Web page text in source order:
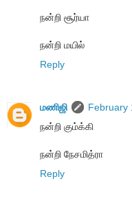
நன்றி சூர்யா
நன்றி மயில்
Reply
மணிஜி
February
நன்றி கும்க்கி
நன்றி நேசமித்ரா
Reply